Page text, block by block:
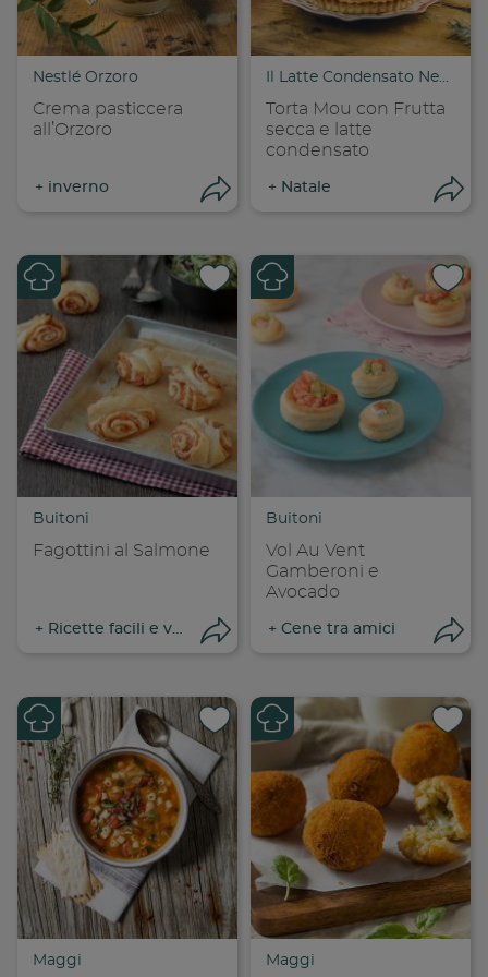
Copia link
Nestlé Orzoro
Crema pasticcera
all’Orzoro
+ inverno
Condividi su
Copia link
Torta Mou con Frutta
secca e latte
condensato
+ Natale
Buitoni
Fagottini al Salmone
+ Ricette facili e veloci
Condividi su
Copia link
Buitoni
Vol Au Vent
Gamberoni e
Avocado
+ Cene tra amici
Maggi Maggi